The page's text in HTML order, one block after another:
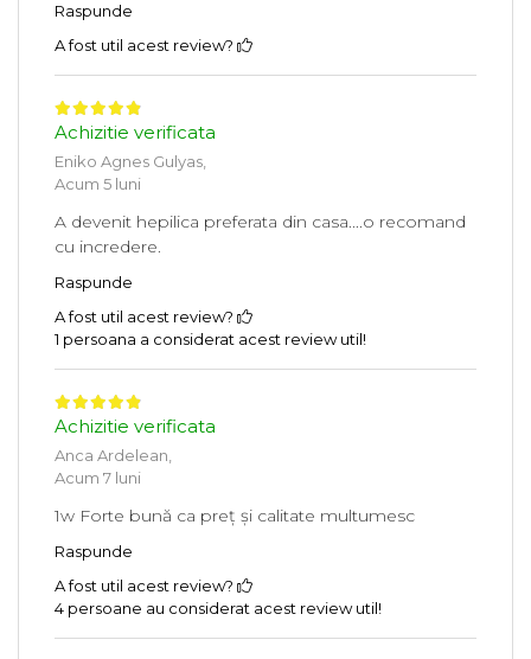
Raspunde
A fost util acest review?
Achizitie verificata
Eniko Agnes Gulyas,
Acum 5 luni
A devenit hepilica preferata din casa....o recomand
cu incredere.
Raspunde
A fost util acest review?
1 persoana a considerat acest review util!
Achizitie verificata
Anca Ardelean,
Acum 7 luni
1w Forte bună ca preț și calitate multumesc
Raspunde
A fost util acest review?
4 persoane au considerat acest review util!